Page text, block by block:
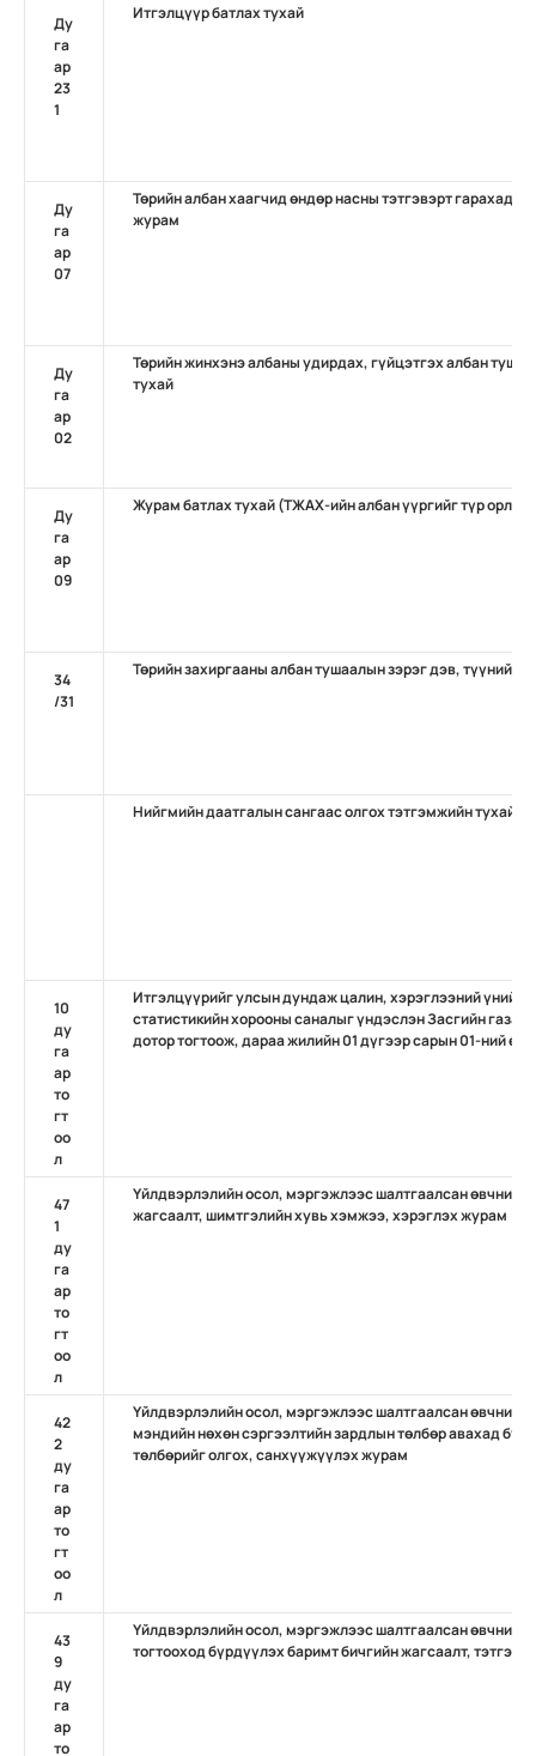
Ду
га
ар
23
1
Итгэлцүүр батлах тухай
Ду
га
ар
07
Төрийн албан хаагчид өндөр насны тэтгэвэрт гарахад
журам
Ду
га
ар
02
Төрийн жинхэнэ албаны удирдах, гүйцэтгэх албан
тухай
Ду
га
ар
09
Журам батлах тухай (ТЖАХ-ийн албан үүргийг түр
34
/31
Төрийн захиргааны албан тушаалын зэрэг дэв, түүний
Нийгмийн даатгалын сангаас олгох тэтгэмжийн тухай
10
ду
га
ар
то
гт
оо
л
Итгэлцүүрийг улсын дундаж цалин, хэрэглээний үнийн
статистикийн хорооны саналыг үндэслэн Засгийн
дотор тогтоож, дараа жилийн 01 дүгээр сарын 01-ний
47
1
ду
га
ар
то
гт
оо
л
Үйлдвэрлэлийн осол, мэргэжлээс шалтгаалсан өвчний
жагсаалт, шимтгэлийн хувь хэмжээ, хэрэглэх журам
42
2
ду
га
ар
то
гт
оо
л
Үйлдвэрлэлийн осол, мэргэжлээс шалтгаалсан өвчний
мэндийн нөхөн сэргээлтийн зардлын төлбөр авахад
төлбөрийг олгох, санхүүжүүлэх журам
43
9
ду
га
ар
то
Үйлдвэрлэлийн осол, мэргэжлээс шалтгаалсан өвчний
тогтооход бүрдүүлэх баримт бичгийн жагсаалт,